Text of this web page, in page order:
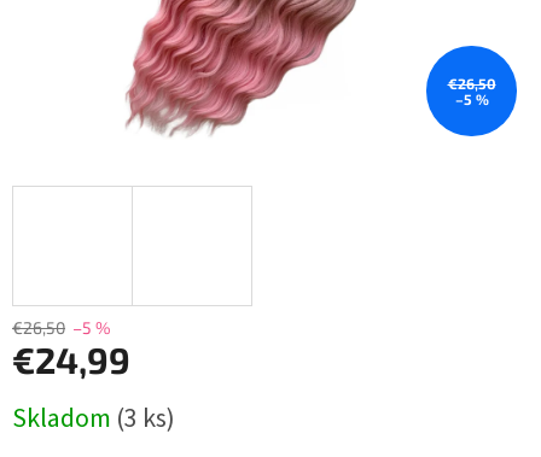
€26,50
–5 %
€26,50 –5 %
€24,99
cena:
Skladom (3 ks)